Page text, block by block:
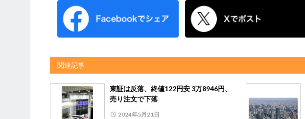
関連記事
東証は反落、終値122円安 3万8946円、
売り注文で下落
2024年5月21日